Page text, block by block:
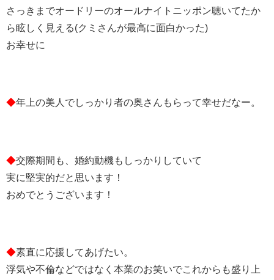
さっきまでオードリーのオールナイトニッポン聴いてたか
ら眩しく見える(クミさんが最高に面白かった)
お幸せに
◆年上の美人でしっかり者の奥さんもらって幸せだなー。
◆交際期間も、婚約動機もしっかりしていて
実に堅実的だと思います！
おめでとうございます！
◆素直に応援してあげたい。
浮気や不倫などではなく本業のお笑いでこれからも盛り上